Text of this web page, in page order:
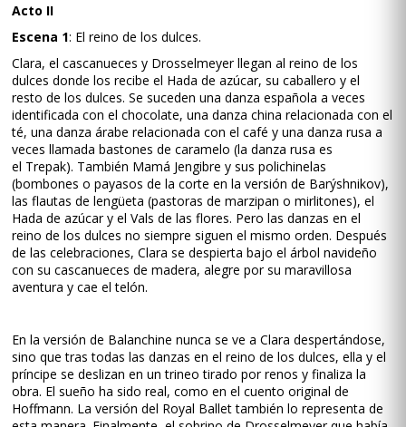
Acto II
Escena 1: El reino de los dulces.
Clara, el cascanueces y Drosselmeyer llegan al reino de los
dulces donde los recibe el Hada de azúcar, su caballero y el
resto de los dulces. Se suceden una danza española a veces
identificada con el chocolate, una danza china relacionada con el
té, una danza árabe relacionada con el café y una danza rusa a
veces llamada bastones de caramelo (la danza rusa es
el Trepak). También Mamá Jengibre y sus polichinelas
(bombones o payasos de la corte en la versión de Barýshnikov),
las flautas de lengüeta (pastoras de marzipan o mirlitones), el
Hada de azúcar y el Vals de las flores. Pero las danzas en el
reino de los dulces no siempre siguen el mismo orden. Después
de las celebraciones, Clara se despierta bajo el árbol navideño
con su cascanueces de madera, alegre por su maravillosa
aventura y cae el telón.
En la versión de Balanchine nunca se ve a Clara despertándose,
sino que tras todas las danzas en el reino de los dulces, ella y el
príncipe se deslizan en un trineo tirado por renos y finaliza la
obra. El sueño ha sido real, como en el cuento original de
Hoffmann. La versión del Royal Ballet también lo representa de